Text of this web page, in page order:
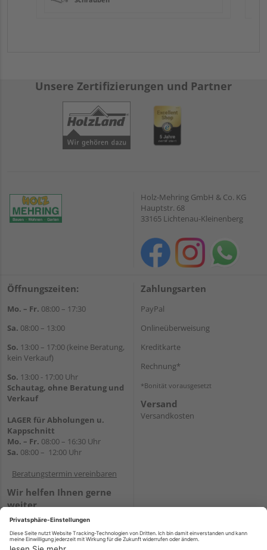
Unsere Zertifizierungen und Partner
Holz-Mehring GmbH & Co. KG
Hauptstr. 68
33165 Lichtenau-Kleinenberg
Öffnungszeiten:
Mo. – Fr. 08:00 – 17:30
Sa. 08:00 – 13:00
So. 13:00 – 17:00 (keine Beratung,
kein Verkauf)
So. 13:00 - 17:00 Uhr
Schautag, ohne Beratung und
Verkauf
LAGER für Abholungen u.
Kappschnitt
Mo. – Fr. 08:00 – 16:30 Uhr
Sa. 08:00 – 12:00 Uhr
Beratungstermin vereinbaren
Wir helfen Ihnen gerne
weiter
Tel.:+49 5647 94660
WhatsApp
Zahlungsarten
PayPal
Onlineüberweisung
Kreditkarte
Rechnung*
*Bonität vorausgesetzt
Versand
Versandkosten